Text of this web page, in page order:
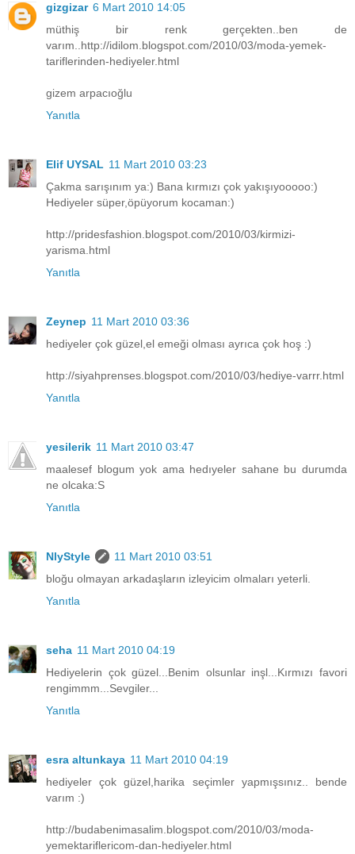
gizgizar 6 Mart 2010 14:05
müthiş bir renk gerçekten..ben de
varım..http://idilom.blogspot.com/2010/03/moda-yemek-
tariflerinden-hediyeler.html
gizem arpacıoğlu
Yanıtla
Elif UYSAL 11 Mart 2010 03:23
Çakma sarışınım ya:) Bana kırmızı çok yakışıyooooo:)
Hediyeler süper,öpüyorum kocaman:)
http://pridesfashion.blogspot.com/2010/03/kirmizi-
yarisma.html
Yanıtla
Zeynep 11 Mart 2010 03:36
hediyeler çok güzel,el emeği olması ayrıca çok hoş :)
http://siyahprenses.blogspot.com/2010/03/hediye-varrr.html
Yanıtla
yesilerik 11 Mart 2010 03:47
maalesef blogum yok ama hedıyeler sahane bu durumda
ne olcaka:S
Yanıtla
NlyStyle
11 Mart 2010 03:51
bloğu olmayan arkadaşların izleyicim olmaları yeterli.
Yanıtla
seha 11 Mart 2010 04:19
Hediyelerin çok güzel...Benim olsunlar inşl...Kırmızı favori
rengimmm...Sevgiler...
Yanıtla
esra altunkaya 11 Mart 2010 04:19
hediyeler çok güzel,harika seçimler yapmışsınız.. bende
varım :)
http://budabenimasalim.blogspot.com/2010/03/moda-
yemektariflericom-dan-hediyeler.html